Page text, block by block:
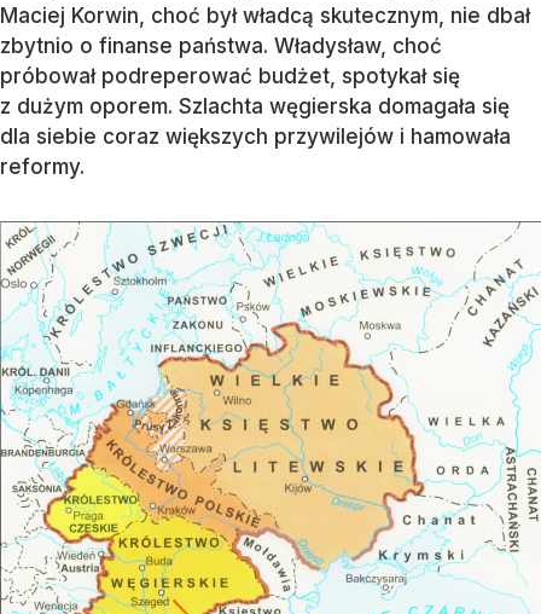
Maciej Korwin, choć był władcą skutecznym, nie dbał
zbytnio o finanse państwa. Władysław, choć
próbował podreperować budżet, spotykał się
z dużym oporem. Szlachta węgierska domagała się
dla siebie coraz większych przywilejów i hamowała
reformy.